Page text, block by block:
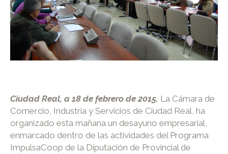
Ciudad Real, a 18 de febrero de 2015. La Cámara de
Comercio, Industria y Servicios de Ciudad Real, ha
organizado esta mañana un desayuno empresarial,
enmarcado dentro de las actividades del Programa
ImpulsaCoop de la Diputación de Provincial de